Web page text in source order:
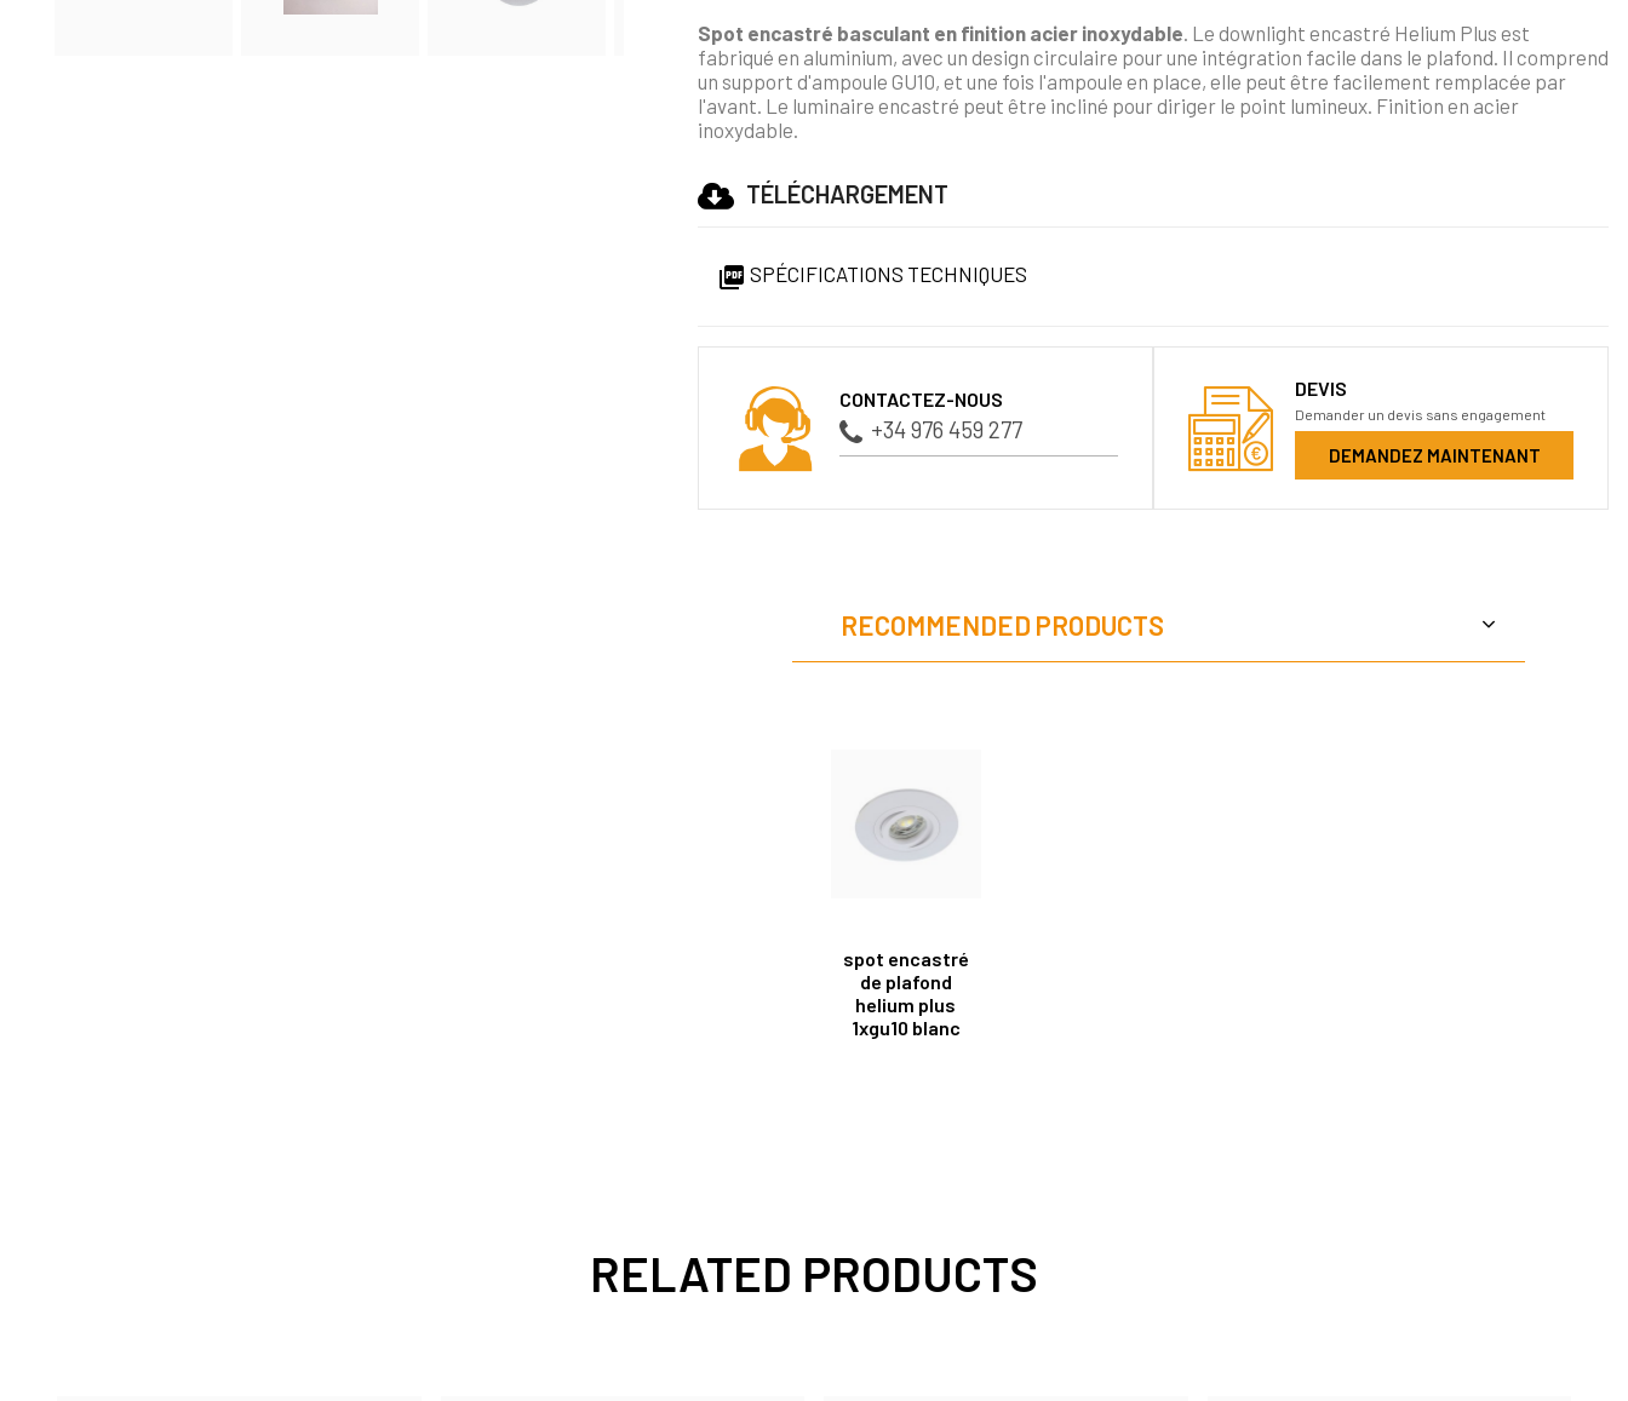
Spot encastré basculant en finition acier inoxydable . Le downlight encastré Helium Plus est
fabriqué en aluminium, avec un design circulaire pour une intégration facile dans le plafond. Il comprend
un support d'ampoule GU10, et une fois l'ampoule en place, elle peut être facilement remplacée par
l'avant. Le luminaire encastré peut être incliné pour diriger le point lumineux. Finition en acier
inoxydable.
TÉLÉCHARGEMENT
 SPÉCIFICATIONS TECHNIQUES
CONTACTEZ-NOUS
+34 976 459 277
DEVIS
Demander un devis sans engagement
DEMANDEZ MAINTENANT
RECOMMENDED PRODUCTS
spot encastré
de plafond
helium plus
1xgu10 blanc
RELATED PRODUCTS